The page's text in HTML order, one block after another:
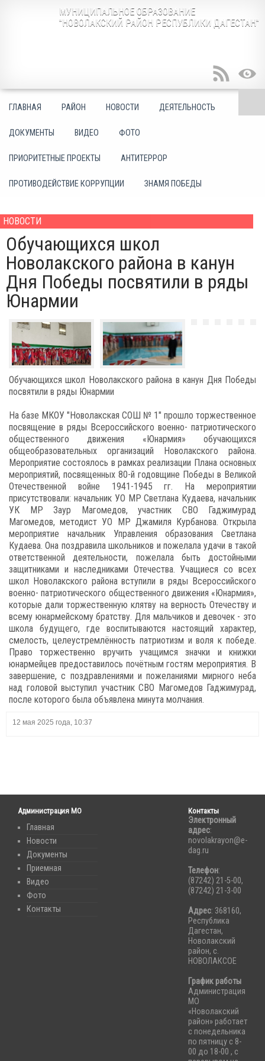
МУНИЦИПАЛЬНОЕ ОБРАЗОВАНИЕ
"НОВОЛАКСКИЙ РАЙОН РЕСПУБЛИКИ ДАГЕСТАН"
ГЛАВНАЯ РАЙОН НОВОСТИ ДЕЯТЕЛЬНОСТЬ
ДОКУМЕНТЫ ВИДЕО ФОТО
ПРИОРИТЕТНЫЕ ПРОЕКТЫ АНТИТЕРРОР
ПРОТИВОДЕЙСТВИЕ КОРРУПЦИИ ЗНАМЯ ПОБЕДЫ
НОВОСТИ
Обучающихся школ
Новолакского района в канун
Дня Победы посвятили в ряды
Юнармии
Обучающихся школ Новолакского района в канун Дня Победы
посвятили в ряды Юнармии
На базе МКОУ "Новолакская СОШ № 1" прошло торжественное
посвящение в ряды Всероссийского военно- патриотического
общественного движения «Юнармия» обучающихся
общеобразовательных организаций Новолакского района.
Мероприятие состоялось в рамках реализации Плана основных
мероприятий, посвященных 80-й годовщине Победы в Великой
Отечественной войне 1941-1945 гг. На мероприятии
присутствовали: начальник УО МР Светлана Кудаева, начальник
УК МР Заур Магомедов, участник СВО Гаджимурад
Магомедов, методист УО МР Джамиля Курбанова. Открыла
мероприятие начальник Управления образования Светлана
Кудаева. Она поздравила школьников и пожелала удачи в такой
ответственной деятельности, пожелала быть достойными
защитниками и наследниками Отечества. Учащиеся со всех
школ Новолакского района вступили в ряды Всероссийского
военно- патриотического общественного движения «Юнармия»,
которые дали торжественную клятву на верность Отечеству и
всему юнармейскому братству. Для мальчиков и девочек - это
школа будущего, где воспитываются настоящий характер,
смелость, целеустремлённость патриотизм и воля к победе.
Право торжественно вручить учащимся значки и книжки
юнармейцев предоставилось почётным гостям мероприятия. В
завершение, с поздравлениями и пожеланиями мирного неба
над головой выступил участник СВО Магомедов Гаджимурад,
после которого была объявлена минута молчания.
12 мая 2025 года, 10:37
Администрация МО
Главная
Новости
Документы
Приемная
Видео
Фото
Контакты
Контакты
Электронный
адрес:
novolakrayon@e-
dag.ru
Телефон:
(87242) 21-5-00,
(87242) 21-3-00
Адрес: 368160,
Республика
Дагестан,
Новолакский
район, с.
НОВОЛАКСОЕ
График работы
Администрация
МО
«Новолакский
район» работает
с понедельника
по пятницу с 8-
00 до 18-00 , с